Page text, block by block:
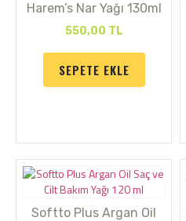
Harem’s Nar Yağı 130ml
550,00 TL
SEPETE EKLE
Softto Plus Argan Oil